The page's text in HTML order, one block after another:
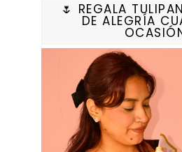
🌷 REGALA
DE ALEGRÍA